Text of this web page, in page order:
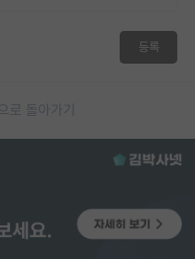
등록
로 돌아가기